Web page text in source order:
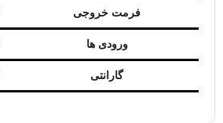
فرمت خروجی
ورودی ها
گارانتی